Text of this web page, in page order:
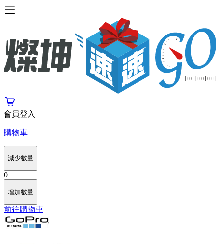
會員登入
購物車
減少數量
0
增加數量
前往購物車